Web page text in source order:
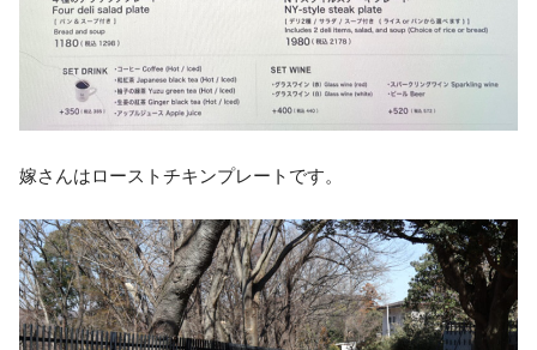
嫁さんはローストチキンプレートです。